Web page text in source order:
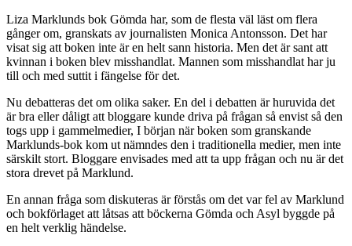
Liza Marklunds bok Gömda har, som de flesta väl läst om flera
gånger om, granskats av journalisten Monica Antonsson. Det har
visat sig att boken inte är en helt sann historia. Men det är sant att
kvinnan i boken blev misshandlat. Mannen som misshandlat har ju
till och med suttit i fängelse för det.
Nu debatteras det om olika saker. En del i debatten är huruvida det
är bra eller dåligt att bloggare kunde driva på frågan så envist så den
togs upp i gammelmedier, I början när boken som granskande
Marklunds-bok kom ut nämndes den i traditionella medier, men inte
särskilt stort. Bloggare envisades med att ta upp frågan och nu är det
stora drevet på Marklund.
En annan fråga som diskuteras är förstås om det var fel av Marklund
och bokförlaget att låtsas att böckerna Gömda och Asyl byggde på
en helt verklig händelse.